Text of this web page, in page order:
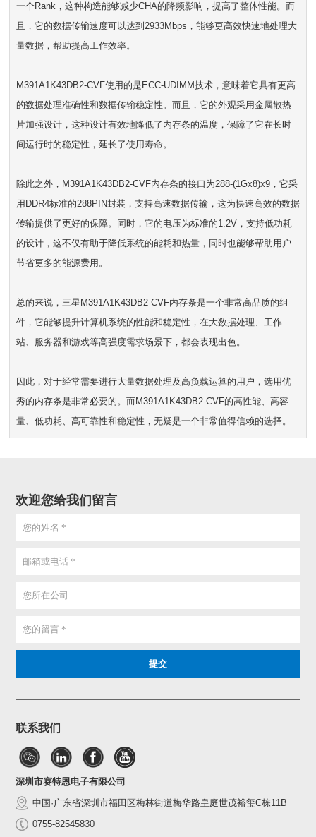
一个Rank，这种构造能够减少CHA的降频影响，提高了整体性能。而
且，它的数据传输速度可以达到2933Mbps，能够更高效快速地处理大
量数据，帮助提高工作效率。
M391A1K43DB2-CVF使用的是ECC-UDIMM技术，意味着它具有更高
的数据处理准确性和数据传输稳定性。而且，它的外观采用金属散热
片加强设计，这种设计有效地降低了内存条的温度，保障了它在长时
间运行时的稳定性，延长了使用寿命。
除此之外，M391A1K43DB2-CVF内存条的接口为288-(1Gx8)x9，它采
用DDR4标准的288PIN封装，支持高速数据传输，这为快速高效的数据
传输提供了更好的保障。同时，它的电压为标准的1.2V，支持低功耗
的设计，这不仅有助于降低系统的能耗和热量，同时也能够帮助用户
节省更多的能源费用。
总的来说，三星M391A1K43DB2-CVF内存条是一个非常高品质的组
件，它能够提升计算机系统的性能和稳定性，在大数据处理、工作
站、服务器和游戏等高强度需求场景下，都会表现出色。
因此，对于经常需要进行大量数据处理及高负载运算的用户，选用优
秀的内存条是非常必要的。而M391A1K43DB2-CVF的高性能、高容
量、低功耗、高可靠性和稳定性，无疑是一个非常值得信赖的选择。
欢迎您给我们留言
联系我们
深圳市赛特恩电子有限公司
中国·广东省深圳市福田区梅林街道梅华路皇庭世茂裕玺C栋11B
0755-82545830